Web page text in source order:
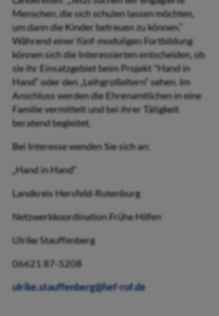
Menschen, die sich schulen lassen möchten,
um dann die Kinder betreuen zu können.“
Während einer fünf-moduligen Fortbildung
können sich die Interessierten entscheiden, ob
sie ihr Einsatzgebiet beim Projekt "Hand in
Hand“ oder den „Leihgroßeltern“ sehen. Im
Anschluss werden die Ehrenamtlichen in eine
Familie vermittelt und bei ihrer Tätigkeit
beratend begleitet.
Bei Interesse wenden Sie sich an:
„Hand in Hand“
Landkreis Hersfeld-Rotenburg
Netzwerkkoordination Frühe Hilfen
Ulrike Stauffenberg
06621 87-5208
ulrike.stauffenberg@hef-rof.de